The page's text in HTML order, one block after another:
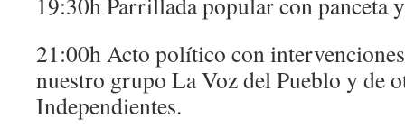
21:00h Acto político con
nuestro grupo La Voz del Pueblo y de
Independientes.